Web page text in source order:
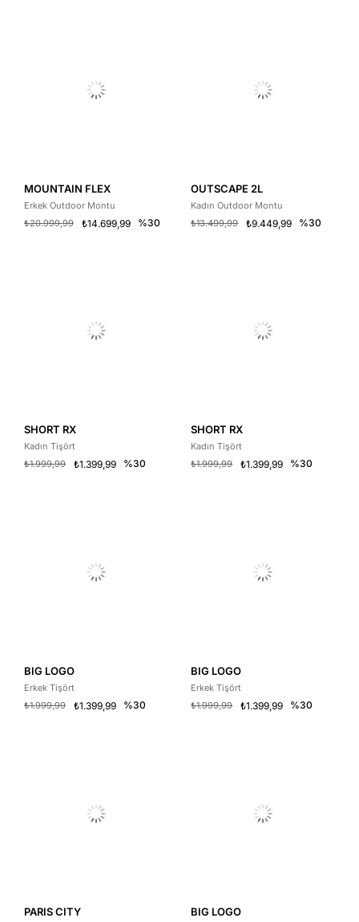
MOUNTAIN FLEX
Erkek Outdoor Montu
₺14.699,99
₺20.999,99 %30
OUTSCAPE 2L
Kadın Outdoor Montu
₺9.449,99
₺13.499,99 %30
SHORT RX
Kadın Tişört
₺1.399,99
₺1.999,99 %30
SHORT RX
Kadın Tişört
₺1.399,99
₺1.999,99 %30
BIG LOGO
Erkek Tişört
₺1.399,99
₺1.999,99 %30
BIG LOGO
Erkek Tişört
₺1.399,99
₺1.999,99 %30
PARIS CITY BIG LOGO